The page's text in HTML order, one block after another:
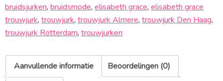
bruidsjurken, bruidsmode, elisabeth grace, elisabeth grace
trouwjurk, trouwjurk, trouwjurk Almere, trouwjurk Den Haag,
trouwjurk Rotterdam, trouwjurken
Aanvullende informatie Beoordelingen (0)